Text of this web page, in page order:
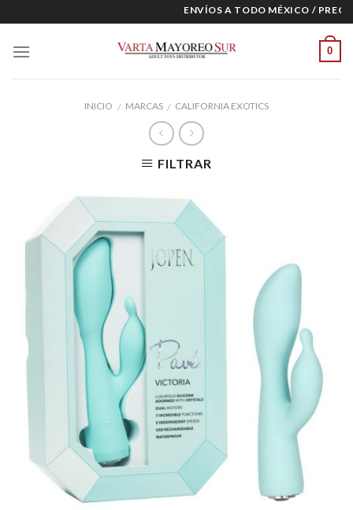
to
content
ENVÍOS A TODO MÉXICO /
0
INICIO / MARCAS / CALIFORNIA EXOTICS
FILTRAR